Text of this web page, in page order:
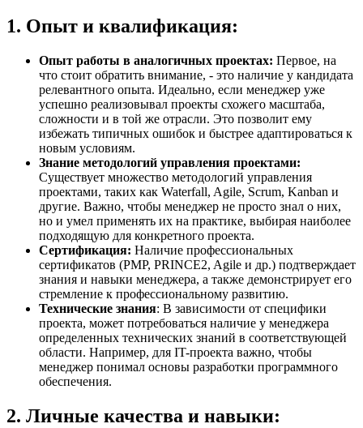
1. Опыт и квалификация:
Опыт работы в аналогичных проектах: Первое, на
что стоит обратить внимание, - это наличие у кандидата
релевантного опыта. Идеально, если менеджер уже
успешно реализовывал проекты схожего масштаба,
сложности и в той же отрасли. Это позволит ему
избежать типичных ошибок и быстрее адаптироваться к
новым условиям.
Знание методологий управления проектами:
Существует множество методологий управления
проектами, таких как Waterfall, Agile, Scrum, Kanban и
другие. Важно, чтобы менеджер не просто знал о них,
но и умел применять их на практике, выбирая наиболее
подходящую для конкретного проекта.
Сертификация: Наличие профессиональных
сертификатов (PMP, PRINCE2, Agile и др.) подтверждает
знания и навыки менеджера, а также демонстрирует его
стремление к профессиональному развитию.
Технические знания: В зависимости от специфики
проекта, может потребоваться наличие у менеджера
определенных технических знаний в соответствующей
области. Например, для IT-проекта важно, чтобы
менеджер понимал основы разработки программного
обеспечения.
2. Личные качества и навыки: